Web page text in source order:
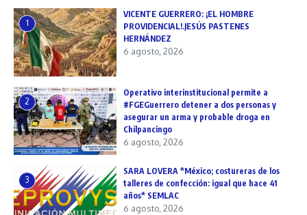
1
VICENTE GUERRERO: ¡EL HOMBRE
PROVIDENCIAL!.JESÚS PASTENES
HERNÁNDEZ
6 agosto, 2026
2
Operativo interinstitucional permite a
#FGEGuerrero detener a dos personas y
asegurar un arma y probable droga en
Chilpancingo
6 agosto, 2026
3
SARA LOVERA *México; costureras de los
talleres de confección: igual que hace 41
años* SEMLAC
6 agosto, 2026